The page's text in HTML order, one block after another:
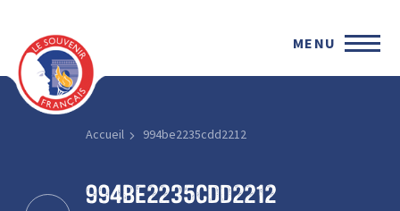
MENU
Accueil 994be2235cdd2212
994be2235cdd2212